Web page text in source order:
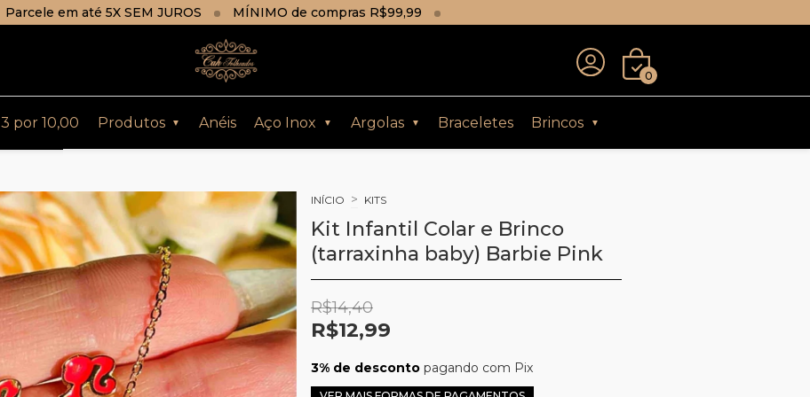
Parcele em até 5X SEM JUROS MÍNIMO de compras R$99,99
0
por 10,00 Produtos ▼ Anéis Aço Inox ▼ Argolas ▼ Braceletes Brincos ▼
INÍCIO > KITS
Kit Infantil Colar e Brinco
(tarraxinha baby) Barbie Pink
R$14,40
R$12,99
3% de desconto pagando com Pix